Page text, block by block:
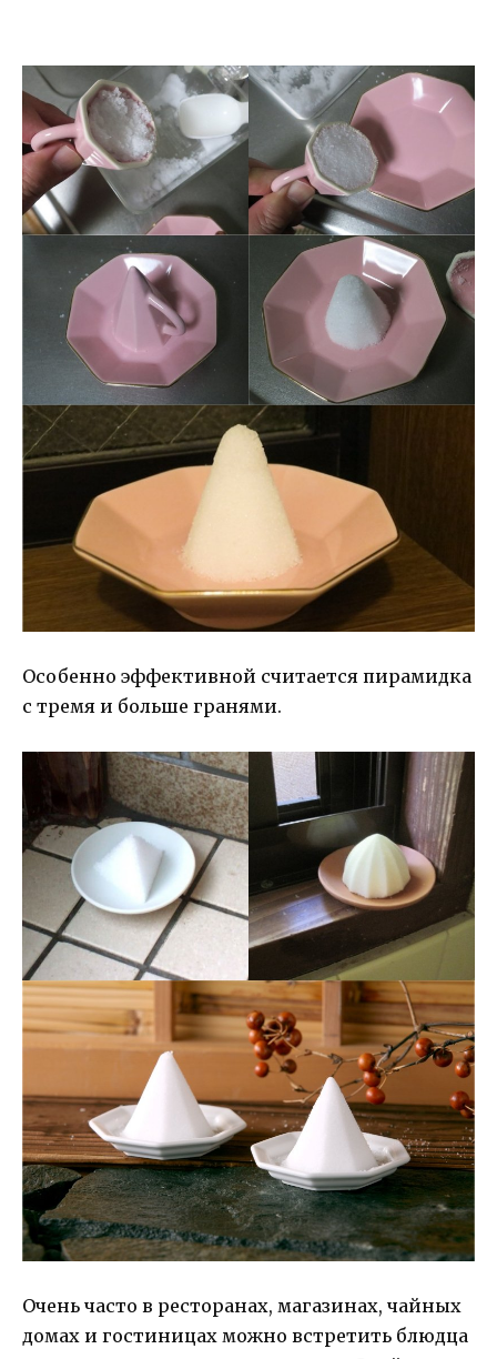
Особенно эффективной считается пирамидка
с тремя и больше гранями.
Очень часто в ресторанах, магазинах, чайных
домах и гостиницах можно встретить блюдца